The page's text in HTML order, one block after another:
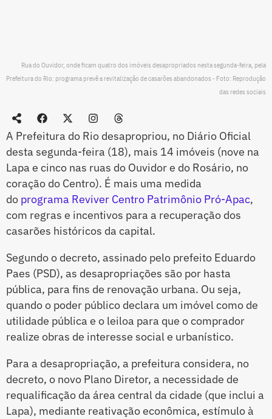
Rua do Ouvidor, onde ficam quatro dos imóveis desapropriados nesta segunda-feira, pela
Prefeitura do Rio: programa prevê a revitalização de casarões abandonados - Foto: Reprodução
das redes sociais
A Prefeitura do Rio desapropriou, no Diário Oficial
desta segunda-feira (18), mais 14 imóveis (nove na
Lapa e cinco nas ruas do Ouvidor e do Rosário, no
coração do Centro). É mais uma medida
do programa Reviver Centro Patrimônio Pró-Apac,
com regras e incentivos para a recuperação dos
casarões históricos da capital.
Segundo o decreto, assinado pelo prefeito Eduardo
Paes (PSD), as desapropriações são por hasta
pública, para fins de renovação urbana. Ou seja,
quando o poder público declara um imóvel como de
utilidade pública e o leiloa para que o comprador
realize obras de interesse social e urbanístico.
Para a desapropriação, a prefeitura considera, no
decreto, o novo Plano Diretor, a necessidade de
requalificação da área central da cidade (que inclui a
Lapa), mediante reativação econômica, estímulo à